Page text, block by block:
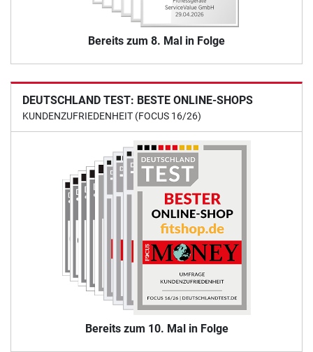
Bereits zum 8. Mal in Folge
DEUTSCHLAND TEST: BESTE ONLINE-SHOPS
KUNDENZUFRIEDENHEIT (FOCUS 16/26)
Bereits zum 10. Mal in Folge